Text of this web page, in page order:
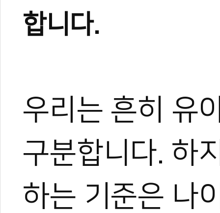
합니다.
우리는 흔히 유
구분합니다. 하
하는 기준은 나